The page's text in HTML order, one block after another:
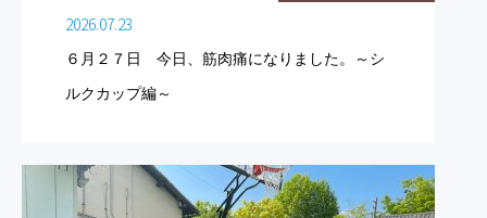
2026.07.23
６月２７日 今日、筋肉痛になりました。～シ
ルクカップ編～